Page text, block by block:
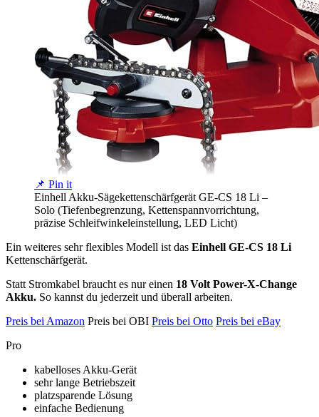
📌 Pin it
Einhell Akku-Sägekettenschärfgerät GE-CS 18 Li –
Solo (Tiefenbegrenzung, Kettenspannvorrichtung,
präzise Schleifwinkeleinstellung, LED Licht)
Ein weiteres sehr flexibles Modell ist das Einhell GE-CS 18 Li
Kettenschärfgerät.
Statt Stromkabel braucht es nur einen 18 Volt Power-X-Change
Akku. So kannst du jederzeit und überall arbeiten.
Preis bei Amazon Preis bei OBI Preis bei Otto Preis bei eBay
Pro
kabelloses Akku-Gerät
sehr lange Betriebszeit
platzsparende Lösung
einfache Bedienung